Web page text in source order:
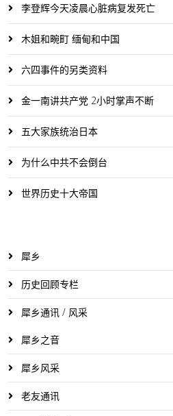
李登辉今天凌晨心脏病复发死亡
木姐和畹町 缅甸和中国
六四事件的另类资料
金一南讲共产党 2小时掌声不断
五大家族统治日本
为什么中共不会倒台
世界历史十大帝国
犀乡
历史回顾专栏
犀乡通讯 / 风采
犀乡之音
犀乡风采
老友通讯